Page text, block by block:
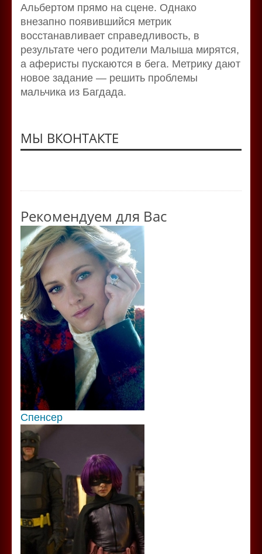
Альбертом прямо на сцене. Однако
внезапно появившийся метрик
восстанавливает справедливость, в
результате чего родители Малыша мирятся,
а аферисты пускаются в бега. Метрику дают
новое задание — решить проблемы
мальчика из Багдада.
МЫ ВКОНТАКТЕ
Рекомендуем для Вас
Спенсер